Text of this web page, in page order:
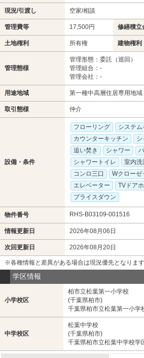
現況/引渡し 空家/相談
管理費等 17,500円 修繕積立
土地権利 所有権 建物権利
管理態様
管理形態：委託（巡回）
管理組合：-
管理会社：-
用途地域 第一種中高層住居専用地域
取引態様 仲介
設備・条件
フローリング
システム
カウンターキッチン
シ
追い焚き
シャワー
シャワートイレ
室内洗
コンロ三口
Wクローゼ
エレベーター
TVドア
プライスダウン
物件番号 RHS-B03109-001516
情報更新日 2026年08月06日
次回更新日 2026年08月20日
※各種情報と差異がある場合は現況優先となります
学区情報
小学校区
柏市立松葉第一小学校
(千葉県柏市)
千葉県柏市立松葉第一小学
中学校区
松葉中学校
(千葉県柏市)
千葉県柏市立松葉中学校学